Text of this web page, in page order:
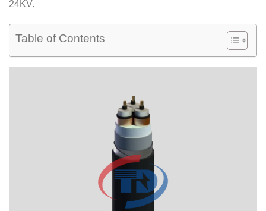
24KV.
Table of Contents